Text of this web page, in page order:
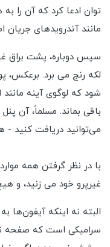
توان ادعا کرد که آن را
مانند آندرویدهای جریان
سپس دوباره، پشت براق
شود که لوگوی آینه مانند
باقی بماند. مسلماً، آن
می‌توانید دریافت کنید
با در نظر گرفتن همه
غیرپرو خود می زنید، و
سرامیکی است که صفحه